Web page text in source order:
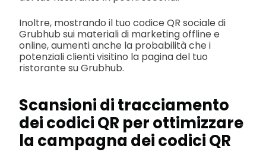
Inoltre, mostrando il tuo codice QR sociale di
Grubhub sui materiali di marketing offline e
online, aumenti anche la probabilità che i
potenziali clienti visitino la pagina del tuo
ristorante su Grubhub.
Scansioni di tracciamento
dei codici QR per ottimizzare
la campagna dei codici QR